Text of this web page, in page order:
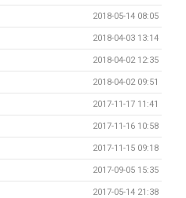
2018-05-14 08:05
2018-04-03 13:14
2018-04-02 12:35
2018-04-02 09:51
2017-11-17 11:41
2017-11-16 10:58
2017-11-15 09:18
2017-09-05 15:35
2017-05-14 21:38